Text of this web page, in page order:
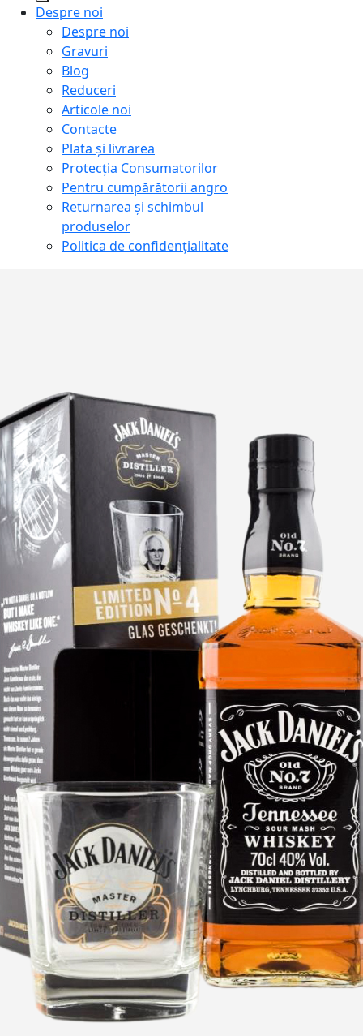
Despre noi
Despre noi
Gravuri
Blog
Reduceri
Articole noi
Contacte
Plata și livrarea
Protecţia Consumatorilor
Pentru cumpărătorii angro
Returnarea și schimbul
produselor
Politica de confidențialitate